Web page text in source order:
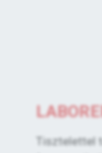
Tisztelettel